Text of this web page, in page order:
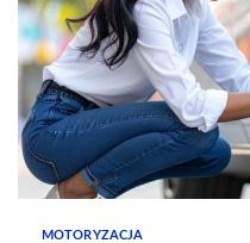
MOTORYZACJA